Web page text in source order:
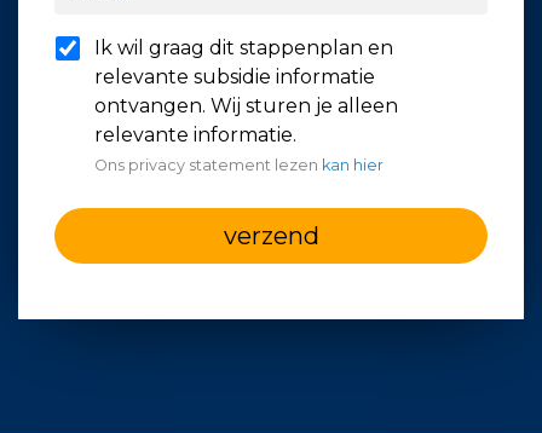
Ik wil graag dit stappenplan en
relevante subsidie informatie
ontvangen. Wij sturen je alleen
relevante informatie.
Ons privacy statement lezen kan hier
verzend